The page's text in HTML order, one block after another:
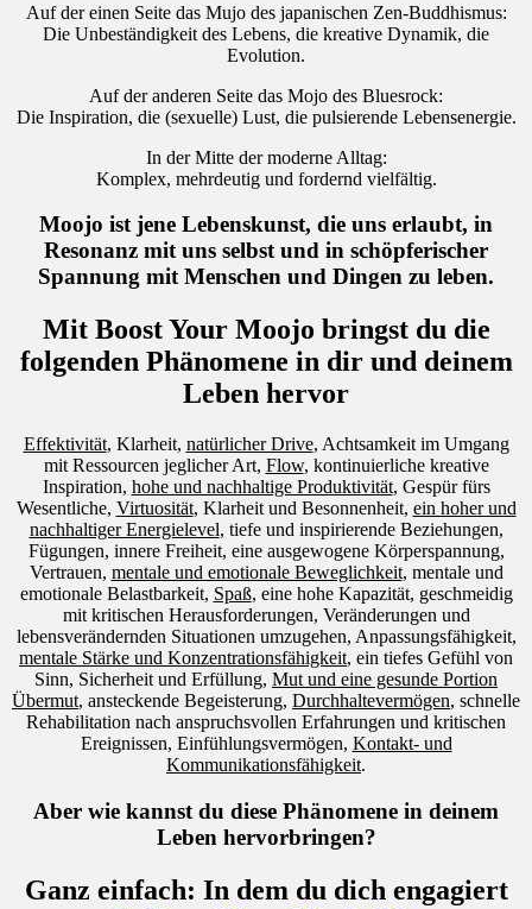
Auf der einen Seite das Mujo des japanischen Zen-Buddhismus:
Die Unbeständigkeit des Lebens, die kreative Dynamik, die
Evolution.
Auf der anderen Seite das Mojo des Bluesrock:
Die Inspiration, die (sexuelle) Lust, die pulsierende Lebensenergie.
In der Mitte der moderne Alltag:
Komplex, mehrdeutig und fordernd vielfältig.
Moojo ist jene Lebenskunst, die uns erlaubt, in
Resonanz mit uns selbst und in schöpferischer
Spannung mit Menschen und Dingen zu leben.
Mit Boost Your Moojo bringst du die
folgenden Phänomene in dir und deinem
Leben hervor
Effektivität, Klarheit, natürlicher Drive, Achtsamkeit im Umgang
mit Ressourcen jeglicher Art, Flow, kontinuierliche kreative
Inspiration, hohe und nachhaltige Produktivität, Gespür fürs
Wesentliche, Virtuosität, Klarheit und Besonnenheit, ein hoher und
nachhaltiger Energielevel, tiefe und inspirierende Beziehungen,
Fügungen, innere Freiheit, eine ausgewogene Körperspannung,
Vertrauen, mentale und emotionale Beweglichkeit, mentale und
emotionale Belastbarkeit, Spaß, eine hohe Kapazität, geschmeidig
mit kritischen Herausforderungen, Veränderungen und
lebensverändernden Situationen umzugehen, Anpassungsfähigkeit,
mentale Stärke und Konzentrationsfähigkeit, ein tiefes Gefühl von
Sinn, Sicherheit und Erfüllung, Mut und eine gesunde Portion
Übermut, ansteckende Begeisterung, Durchhaltevermögen, schnelle
Rehabilitation nach anspruchsvollen Erfahrungen und kritischen
Ereignissen, Einfühlungsvermögen, Kontakt- und
Kommunikationsfähigkeit.
Aber wie kannst du diese Phänomene in deinem
Leben hervorbringen?
Ganz einfach: In dem du dich engagiert